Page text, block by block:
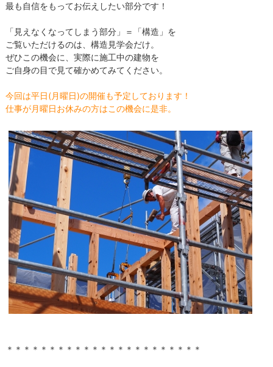
最も自信をもってお伝えしたい部分です！
「見えなくなってしまう部分」＝「構造」を
ご覧いただけるのは、構造見学会だけ。
ぜひこの機会に、実際に施工中の建物を
ご自身の目で見て確かめてみてください。
今回は平日(月曜日)の開催も予定しております！
仕事が月曜日お休みの方はこの機会に是非。
＊＊＊＊＊＊＊＊＊＊＊＊＊＊＊＊＊＊＊＊＊＊＊